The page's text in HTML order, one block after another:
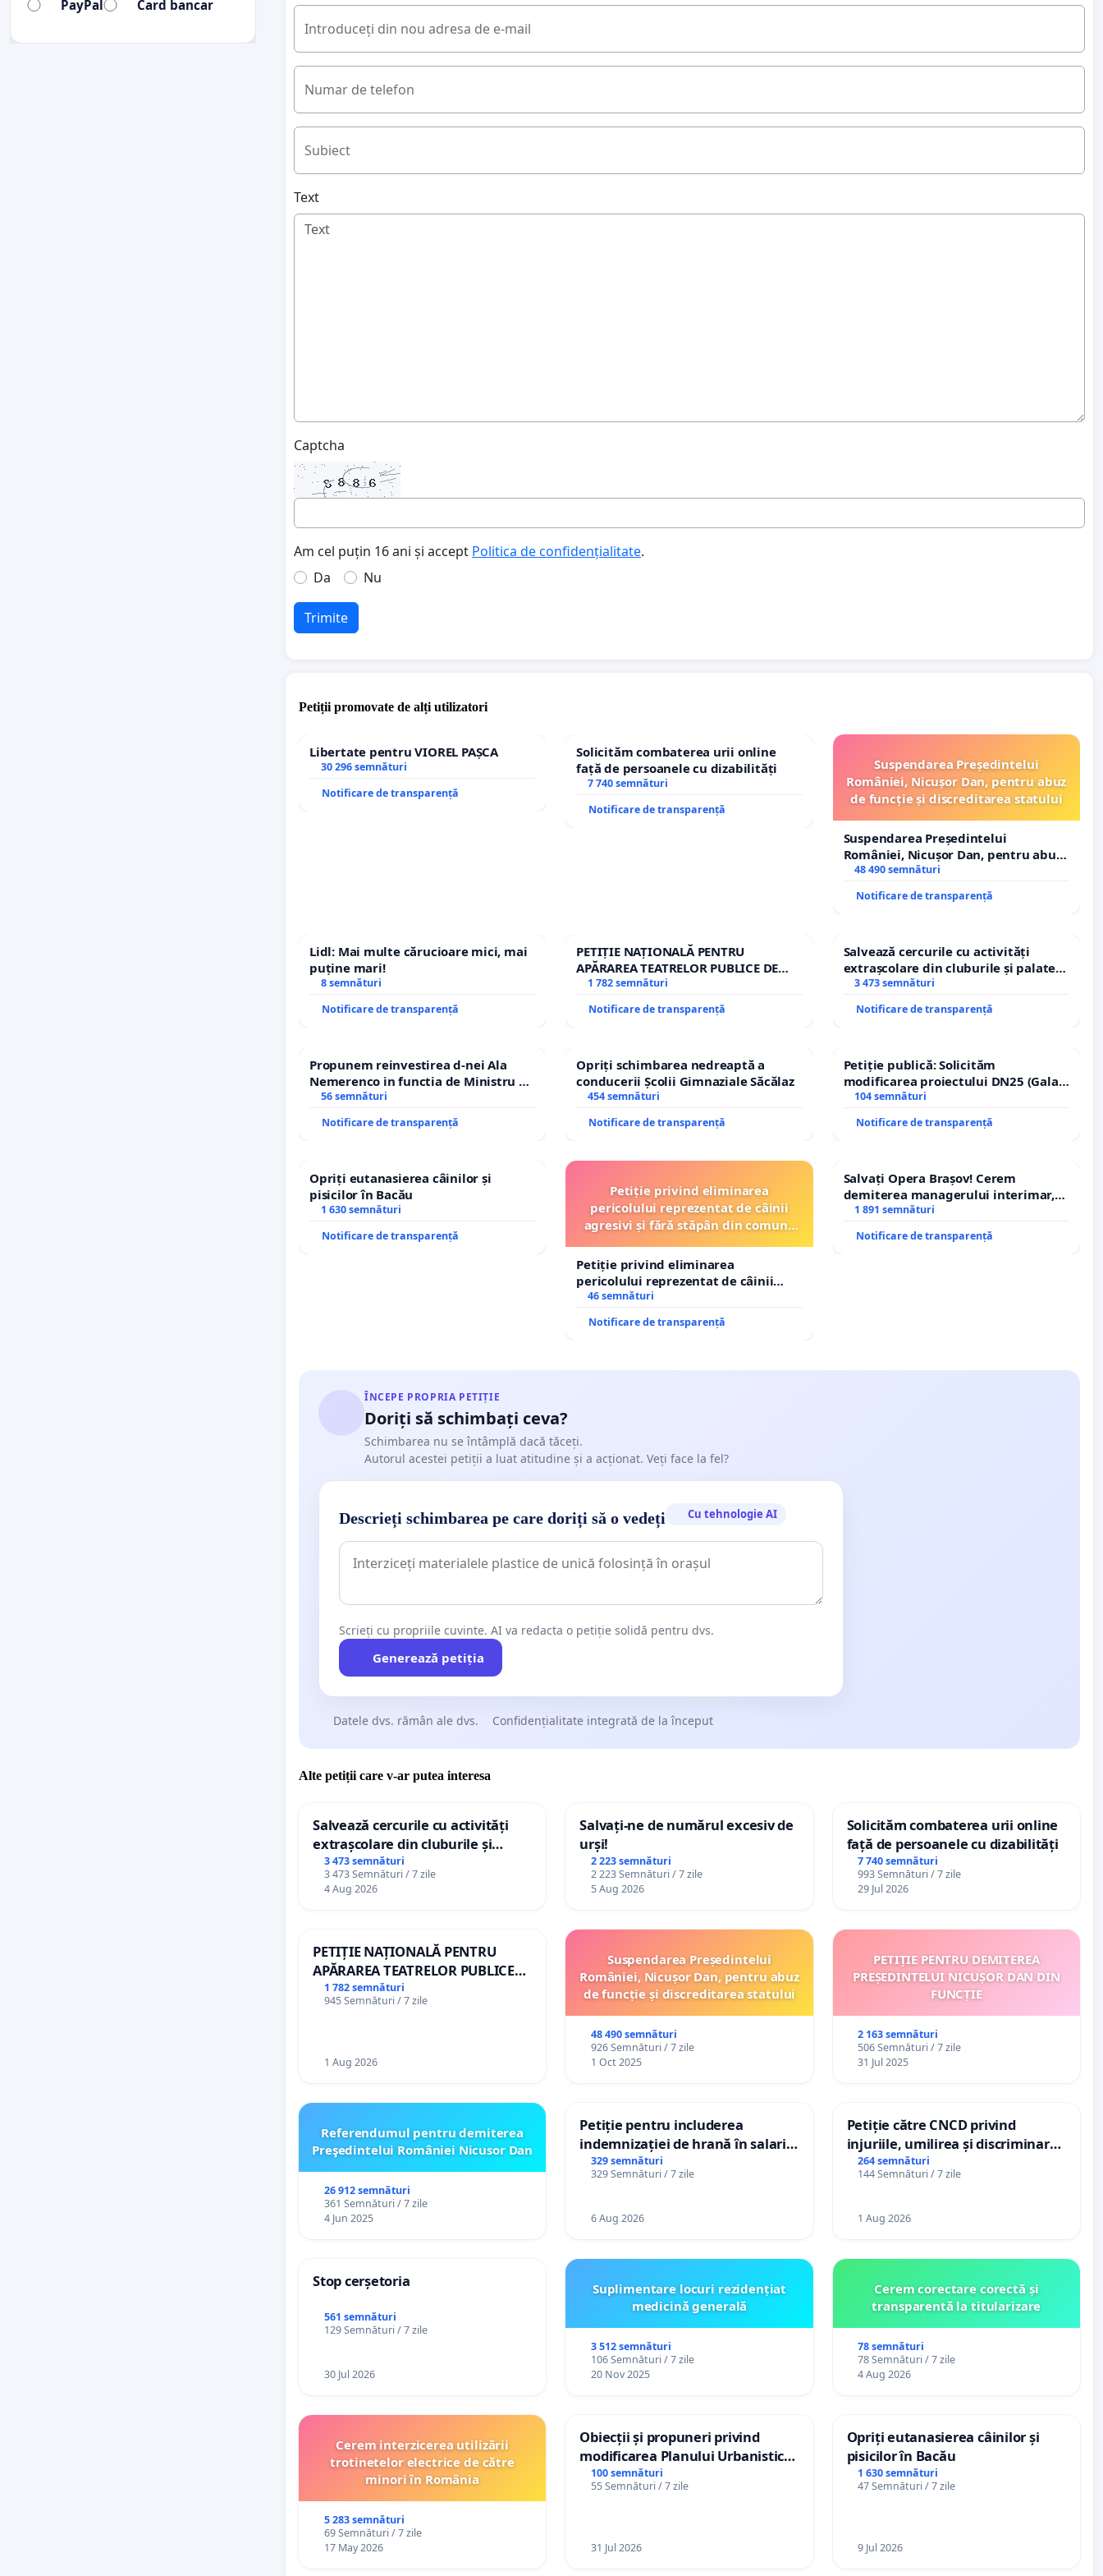
Introduceți din nou adresa de e-mail
Numar de telefon
Subiect
Text
Captcha
Am cel puțin 16 ani și accept Politica de confidențialitate.
Da
Nu
Trimite
Petiții promovate de alți utilizatori
Libertate pentru VIOREL PAȘCA
30 296 semnături
Notificare de transparență
Solicităm combaterea urii online
față de persoanele cu dizabilități
7 740 semnături
Notificare de transparență
Suspendarea Președintelui
României, Nicușor Dan, pentru abuz
de funcție și discreditarea statului
Suspendarea Președintelui
României, Nicușor Dan, pentru abuz
de funcție și discreditarea statului
48 490 semnături
Notificare de transparență
Lidl: Mai multe cărucioare mici, mai
puține mari!
8 semnături
Notificare de transparență
PETIȚIE NAȚIONALĂ PENTRU
APĂRAREA TEATRELOR PUBLICE DE
REPERTORIU DIN ROMÂNIA
1 782 semnături
Notificare de transparență
Salvează cercurile cu activități
extrașcolare din cluburile și palatele
copiilor
3 473 semnături
Notificare de transparență
Propunem reinvestirea d-nei Ala
Nemerenco in functia de Ministru al
Sanatatii
56 semnături
Notificare de transparență
Opriți schimbarea nedreaptă a
conducerii Școlii Gimnaziale Săcălaz
454 semnături
Notificare de transparență
Petiție publică: Solicităm
modificarea proiectului DN25 (Galați
– Hanu Conachi) prin devierea
104 semnături
Notificare de transparență
Opriți eutanasierea câinilor și
pisicilor în Bacău
1 630 semnături
Notificare de transparență
Petiție privind eliminarea
pericolului reprezentat de câinii
agresivi și fără stăpân din comuna
Petiție privind eliminarea
pericolului reprezentat de câinii
agresivi și fără stăpân din comuna
46 semnături
Notificare de transparență
Salvați Opera Brașov! Cerem
demiterea managerului interimar,
Petrean Lucian-Marius!
1 891 semnături
Notificare de transparență
ÎNCEPE PROPRIA PETIȚIE
Doriți să schimbați ceva?
Schimbarea nu se întâmplă dacă tăceți.
Autorul acestei petiții a luat atitudine și a acționat. Veți face la fel?
Descrieți schimbarea pe care doriți să o vedeți Cu tehnologie AI
Scrieți cu propriile cuvinte. AI va redacta o petiție solidă pentru dvs.
Generează petiția
Datele dvs. rămân ale dvs. Confidențialitate integrată de la început
Alte petiții care v-ar putea interesa
Salvează cercurile cu activități
extrașcolare din cluburile și
palatele copiilor
3 473 semnături
3 473 Semnături / 7 zile
4 Aug 2026
Salvați-ne de numărul excesiv de
urși!
2 223 semnături
2 223 Semnături / 7 zile
5 Aug 2026
Solicităm combaterea urii online
față de persoanele cu dizabilități
7 740 semnături
993 Semnături / 7 zile
29 Jul 2026
PETIȚIE NAȚIONALĂ PENTRU
APĂRAREA TEATRELOR PUBLICE
DE REPERTORIU DIN ROMÂNIA
1 782 semnături
945 Semnături / 7 zile
1 Aug 2026
Suspendarea Președintelui
României, Nicușor Dan, pentru abuz
de funcție și discreditarea statului
48 490 semnături
926 Semnături / 7 zile
1 Oct 2025
PETIȚIE PENTRU DEMITEREA
PREȘEDINTELUI NICUȘOR DAN DIN
FUNCȚIE
2 163 semnături
506 Semnături / 7 zile
31 Jul 2025
Referendumul pentru demiterea
Preşedintelui României Nicusor Dan
26 912 semnături
361 Semnături / 7 zile
4 Jun 2025
Petiție pentru includerea
indemnizației de hrană în salariul
de bază și protejarea gradațiilor
de vechime pentru asistenții
329 semnături
329 Semnături / 7 zile
6 Aug 2026
Petiție către CNCD privind
injuriile, umilirea și discriminarea
persoanelor cu dizabilități de
către utilizatorul TikTok „Gorici”
264 semnături
144 Semnături / 7 zile
1 Aug 2026
Stop cerșetoria
561 semnături
129 Semnături / 7 zile
30 Jul 2026
Suplimentare locuri rezidențiat
medicină generală
3 512 semnături
106 Semnături / 7 zile
20 Nov 2025
Cerem corectare corectă și
transparentă la titularizare
78 semnături
78 Semnături / 7 zile
4 Aug 2026
Cerem interzicerea utilizării
trotinetelor electrice de către
minori în România
5 283 semnături
69 Semnături / 7 zile
17 May 2026
Obiecții și propuneri privind
modificarea Planului Urbanistic
General al orașului Ialoveni
100 semnături
55 Semnături / 7 zile
31 Jul 2026
Opriți eutanasierea câinilor și
pisicilor în Bacău
1 630 semnături
47 Semnături / 7 zile
9 Jul 2026
PayPal Card bancar